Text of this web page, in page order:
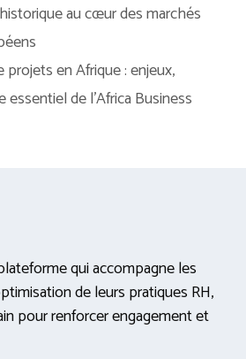
au cœur des marchés
projets en Afrique : enjeux,
de l’Africa Business
qui accompagne les
de leurs pratiques RH,
pour renforcer engagement et